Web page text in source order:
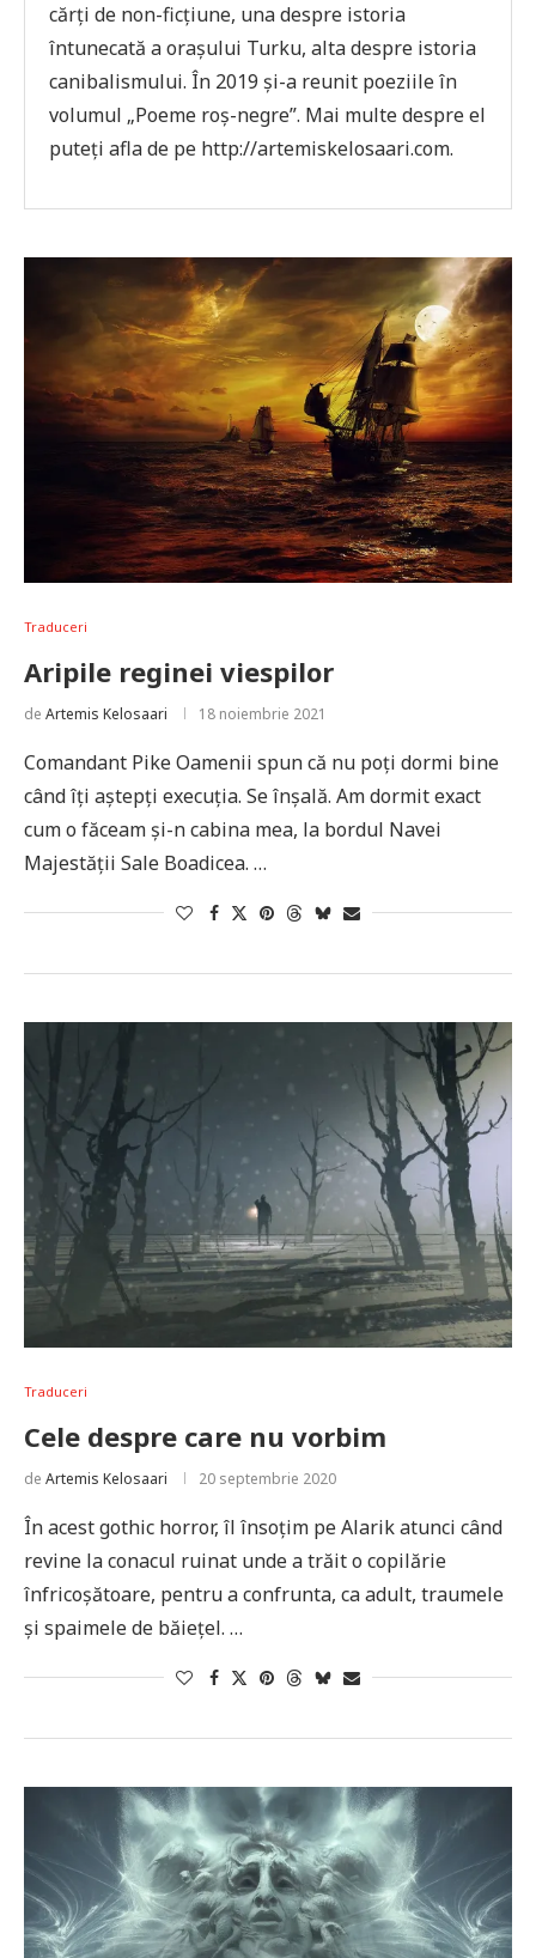
cărți de non-ficțiune, una despre istoria
întunecată a orașului Turku, alta despre istoria
canibalismului. În 2019 și-a reunit poeziile în
volumul „Poeme roș-negre”. Mai multe despre el
puteți afla de pe http://artemiskelosaari.com.
Traduceri
Aripile reginei viespilor
de Artemis Kelosaari 18 noiembrie 2021
Comandant Pike Oamenii spun că nu poți dormi bine
când îți aștepți execuția. Se înșală. Am dormit exact
cum o făceam și-n cabina mea, la bordul Navei
Majestății Sale Boadicea. …
Traduceri
Cele despre care nu vorbim
de Artemis Kelosaari 20 septembrie 2020
În acest gothic horror, îl însoțim pe Alarik atunci când
revine la conacul ruinat unde a trăit o copilărie
înfricoșătoare, pentru a confrunta, ca adult, traumele
și spaimele de băiețel. …